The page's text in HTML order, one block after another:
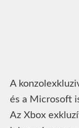
A
és a Microsoft
Az Xbox